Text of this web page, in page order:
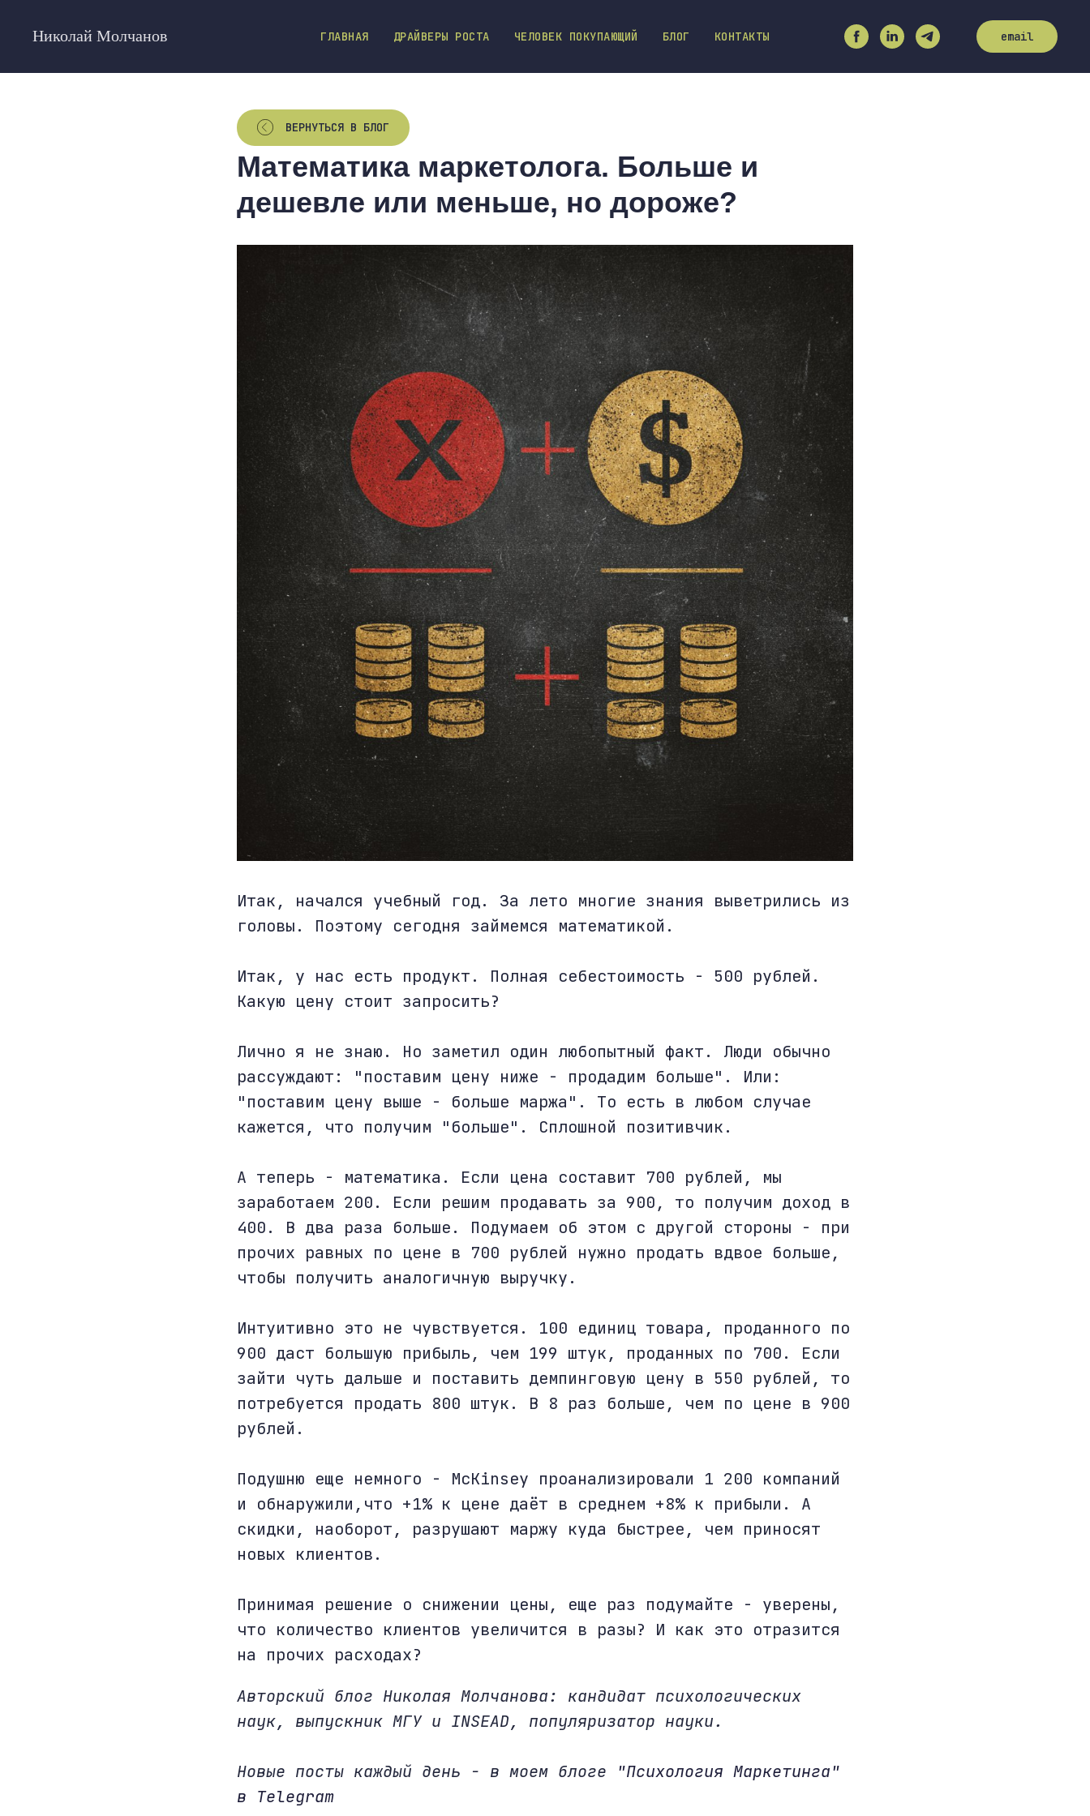
Николай Молчанов ГЛАВНАЯ ДРАЙВЕРЫ РОСТА ЧЕЛОВЕК ПОКУПАЮЩИЙ БЛОГ КОНТАКТЫ email
ВЕРНУТЬСЯ В БЛОГ
Математика маркетолога. Больше и
дешевле или меньше, но дороже?
Итак, начался учебный год. За лето многие знания выветрились из
головы. Поэтому сегодня займемся математикой.
Итак, у нас есть продукт. Полная себестоимость - 500 рублей.
Какую цену стоит запросить?
Лично я не знаю. Но заметил один любопытный факт. Люди обычно
рассуждают: "поставим цену ниже - продадим больше". Или:
"поставим цену выше - больше маржа". То есть в любом случае
кажется, что получим "больше". Сплошной позитивчик.
А теперь - математика. Если цена составит 700 рублей, мы
заработаем 200. Если решим продавать за 900, то получим доход в
400. В два раза больше. Подумаем об этом с другой стороны - при
прочих равных по цене в 700 рублей нужно продать вдвое больше,
чтобы получить аналогичную выручку.
Интуитивно это не чувствуется. 100 единиц товара, проданного по
900 даст большую прибыль, чем 199 штук, проданных по 700. Если
зайти чуть дальше и поставить демпинговую цену в 550 рублей, то
потребуется продать 800 штук. В 8 раз больше, чем по цене в 900
рублей.
Подушню еще немного - McKinsey проанализировали 1 200 компаний
и обнаружили,что +1% к цене даёт в среднем +8% к прибыли. А
скидки, наоборот, разрушают маржу куда быстрее, чем приносят
новых клиентов.
Принимая решение о снижении цены, еще раз подумайте - уверены,
что количество клиентов увеличится в разы? И как это отразится
на прочих расходах?
Авторский блог Николая Молчанова: кандидат психологических
наук, выпускник МГУ и INSEAD, популяризатор науки.
Новые посты каждый день - в моем блоге
"Психология Маркетинга"
в Telegram